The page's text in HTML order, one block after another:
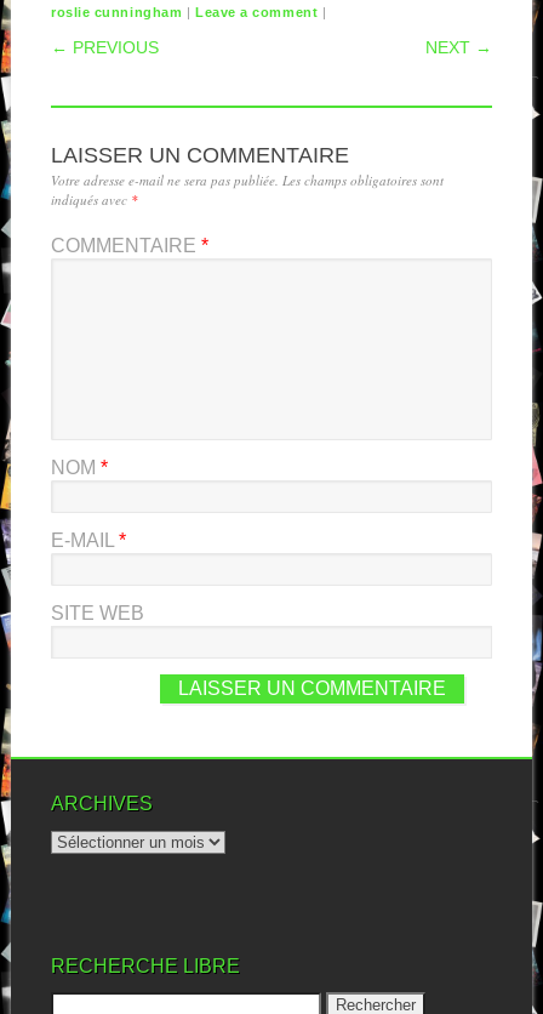
roslie cunningham | Leave a comment |
POST NAVIGATION
← PREVIOUS NEXT →
LAISSER UN COMMENTAIRE
Votre adresse e-mail ne sera pas publiée. Les champs obligatoires sont
indiqués avec *
COMMENTAIRE *
NOM *
E-MAIL *
SITE WEB
ARCHIVES
RECHERCHE LIBRE